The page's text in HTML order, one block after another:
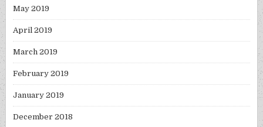
May 2019
April 2019
March 2019
February 2019
January 2019
December 2018